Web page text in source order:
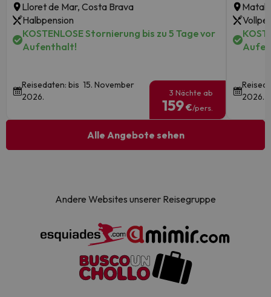
Lloret de Mar, Costa Brava
Halbpension
KOSTENLOSE Stornierung bis zu 5 Tage vor
Aufenthalt!
Reisedaten: bis 15. November
2026.
3 Nächte ab
159€/pers.
2026.
Alle Angebote sehen
Andere Websites unserer Reisegruppe